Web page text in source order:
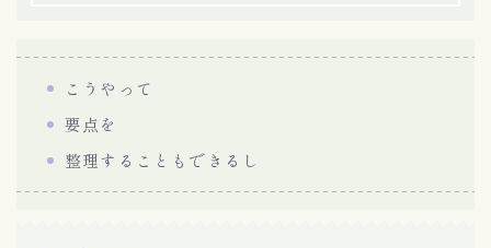
こうやって
要点を
整理することもできるし